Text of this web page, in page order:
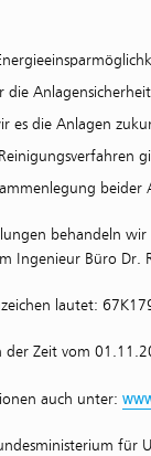
Anlagensicherheit
es die Anlagen
beider
behandeln
Ingenieur Büro Dr.
lautet:
der Zeit vom
auch unter:
für